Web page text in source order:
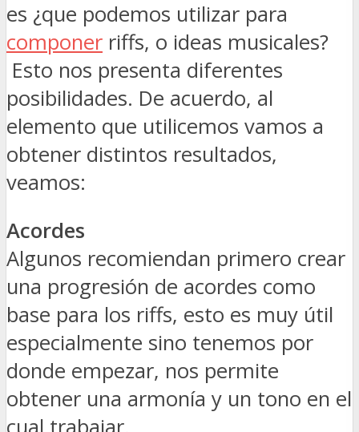
es ¿que podemos utilizar para
componer riffs, o ideas musicales?
Esto nos presenta diferentes
posibilidades. De acuerdo, al
elemento que utilicemos vamos a
obtener distintos resultados,
veamos:
Acordes
Algunos recomiendan primero crear
una progresión de acordes como
base para los riffs, esto es muy útil
especialmente sino tenemos por
donde empezar, nos permite
obtener una armonía y un tono en el